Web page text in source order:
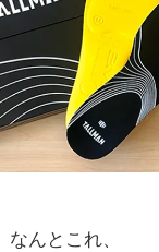
なんとこれ、